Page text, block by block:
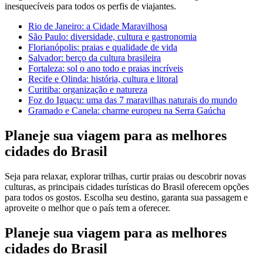
inesquecíveis para todos os perfis de viajantes.
Rio de Janeiro: a Cidade Maravilhosa
São Paulo: diversidade, cultura e gastronomia
Florianópolis: praias e qualidade de vida
Salvador: berço da cultura brasileira
Fortaleza: sol o ano todo e praias incríveis
Recife e Olinda: história, cultura e litoral
Curitiba: organização e natureza
Foz do Iguaçu: uma das 7 maravilhas naturais do mundo
Gramado e Canela: charme europeu na Serra Gaúcha
Planeje sua viagem para as melhores
cidades do Brasil
Seja para relaxar, explorar trilhas, curtir praias ou descobrir novas
culturas, as principais cidades turísticas do Brasil oferecem opções
para todos os gostos. Escolha seu destino, garanta sua passagem e
aproveite o melhor que o país tem a oferecer.
Planeje sua viagem para as melhores
cidades do Brasil